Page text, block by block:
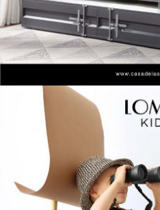
Buscar
Mis favoritos
Mi Lista de Compras
Informe de publicación